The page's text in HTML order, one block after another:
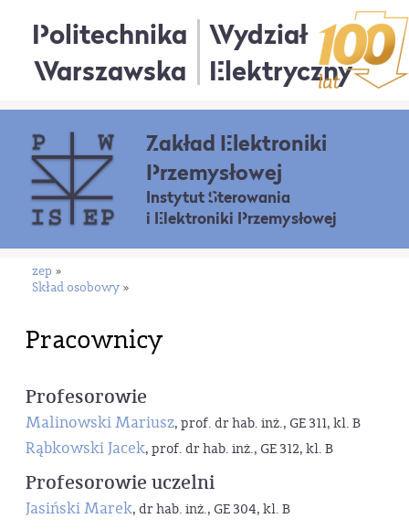
Politechnika
Warszawska
Wydział
Elektryczny
Zakład Elektroniki
Przemysłowej
Instytut Sterowania
i Elektroniki Przemysłowej
zep »
Skład osobowy »
Pracownicy
Profesorowie
Malinowski Mariusz, prof. dr hab. inż., GE 311, kl. B
Rąbkowski Jacek, prof. dr hab. inż., GE 312, kl. B
Profesorowie uczelni
Jasiński Marek, dr hab. inż., GE 304, kl. B